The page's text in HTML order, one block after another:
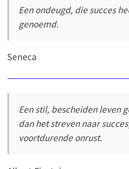
Een ondeugd, die succes
genoemd.
Seneca
Een stil, bescheiden leven
dan het streven naar
voortdurende onrust.